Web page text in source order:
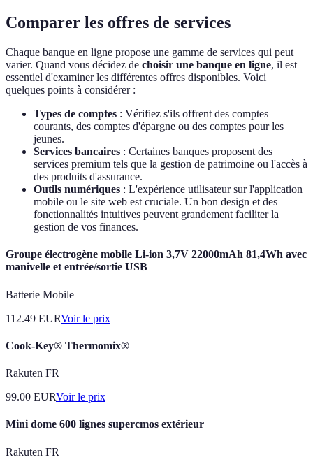
Comparer les offres de services
Chaque banque en ligne propose une gamme de services qui peut
varier. Quand vous décidez de choisir une banque en ligne, il est
essentiel d'examiner les différentes offres disponibles. Voici
quelques points à considérer :
Types de comptes : Vérifiez s'ils offrent des comptes
courants, des comptes d'épargne ou des comptes pour les
jeunes.
Services bancaires : Certaines banques proposent des
services premium tels que la gestion de patrimoine ou l'accès à
des produits d'assurance.
Outils numériques : L'expérience utilisateur sur l'application
mobile ou le site web est cruciale. Un bon design et des
fonctionnalités intuitives peuvent grandement faciliter la
gestion de vos finances.
Groupe électrogène mobile Li-ion 3,7V 22000mAh 81,4Wh avec
manivelle et entrée/sortie USB
Batterie Mobile
112.49 EURVoir le prix
Cook-Key® Thermomix®
Rakuten FR
99.00 EURVoir le prix
Mini dome 600 lignes supercmos extérieur
Rakuten FR